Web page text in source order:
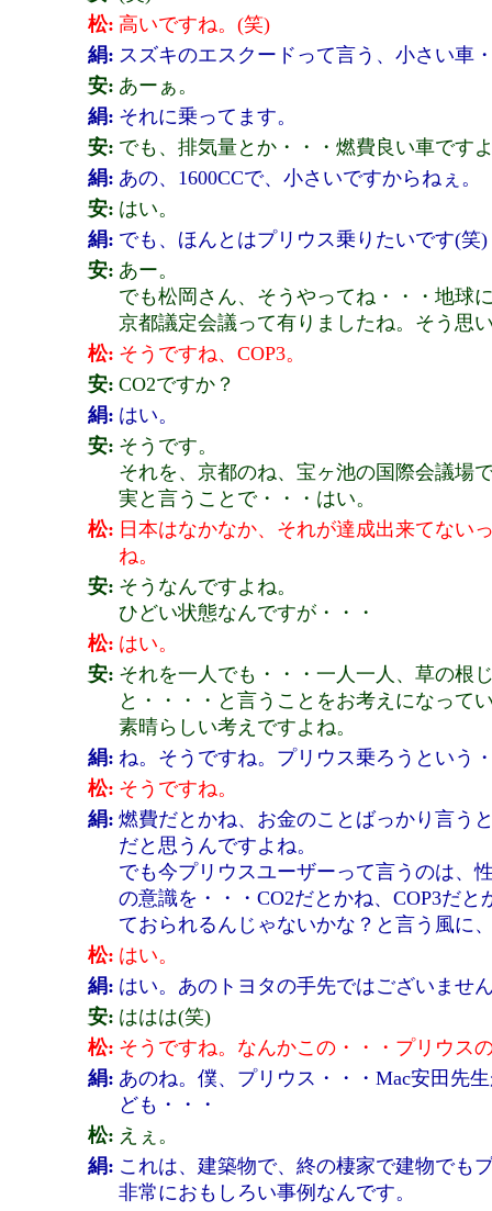
松: 高いですね。(笑)
絹: スズキのエスクードって言う、小さい車
安: あーぁ。
絹: それに乗ってます。
安: でも、排気量とか・・・燃費良い車です
絹: あの、1600CCで、小さいですからねぇ。
安: はい。
絹: でも、ほんとはプリウス乗りたいです(笑)
安: あー。
でも松岡さん、そうやってね・・・地球
京都議定会議って有りましたね。そう思
松: そうですね、COP3。
安: CO2ですか？
絹: はい。
安: そうです。
それを、京都のね、宝ヶ池の国際会議場
実と言うことで・・・はい。
松: 日本はなかなか、それが達成出来てない
ね。
安: そうなんですよね。
ひどい状態なんですが・・・
松: はい。
安: それを一人でも・・・一人一人、草の根
と・・・・と言うことをお考えになって
素晴らしい考えですよね。
絹: ね。そうですね。プリウス乗ろうという
松: そうですね。
絹: 燃費だとかね、お金のことばっかり言う
だと思うんですよね。
でも今プリウスユーザーって言うのは、
の意識を・・・CO2だとかね、COP3だ
ておられるんじゃないかな？と言う風に
松: はい。
絹: はい。あのトヨタの手先ではございませ
安: ははは(笑)
松: そうですね。なんかこの・・・プリウス
絹: あのね。僕、プリウス・・・Mac安田先
ども・・・
松: えぇ。
絹: これは、建築物で、終の棲家で建物でも
非常におもしろい事例なんです。